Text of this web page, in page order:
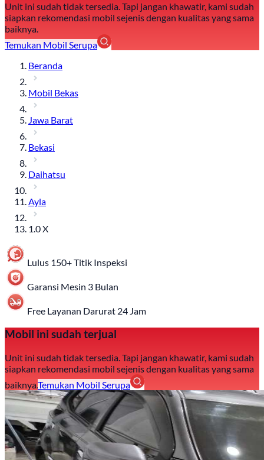
Unit ini sudah tidak tersedia. Tapi jangan khawatir, kami sudah
siapkan rekomendasi mobil sejenis dengan kualitas yang sama
baiknya.
Temukan Mobil Serupa
Beranda
Mobil Bekas
Jawa Barat
Bekasi
Daihatsu
Ayla
1.0 X
Lulus 150+ Titik Inspeksi
Garansi Mesin 3 Bulan
Free Layanan Darurat 24 Jam
Mobil ini sudah terjual
Unit ini sudah tidak tersedia. Tapi jangan khawatir, kami sudah
siapkan rekomendasi mobil sejenis dengan kualitas yang sama
baiknya.Temukan Mobil Serupa